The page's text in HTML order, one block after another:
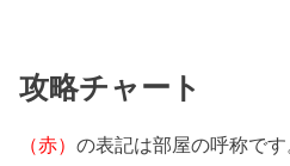
攻略チャート
（赤）の表記は部屋の呼称で